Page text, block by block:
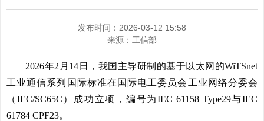
发布时间：2026-03-12 15:58
来源： 工信部
2026年2月14日，我国主导研制的基于以太网的WiTSnet
工业通信系列国际标准在国际电工委员会工业网络分委会
（IEC/SC65C）成功立项，编号为IEC 61158 Type29与IEC
61784 CPF23。